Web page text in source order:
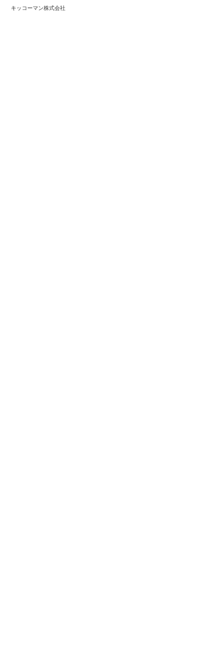
キッコーマン株式会社